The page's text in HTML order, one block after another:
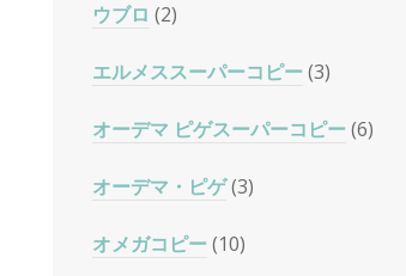
ウブロ (2)
エルメススーパーコピー(3)
オーデマ ピゲスーパーコピー(6)
オーデマ・ピゲ(3)
オメガコピー(10)